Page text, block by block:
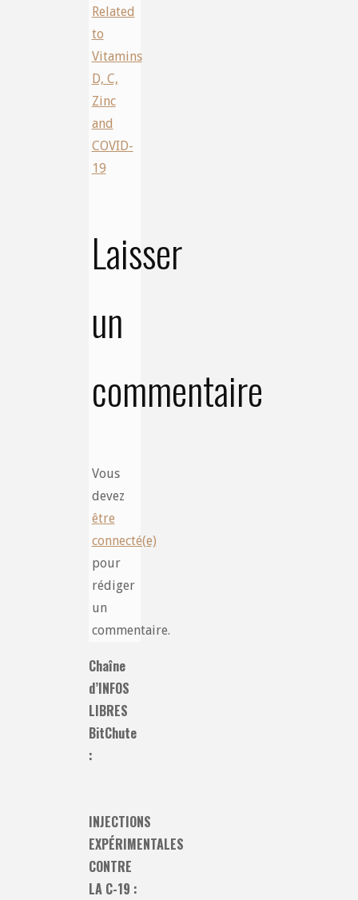
Related
to
Vitamins
D, C,
Zinc
and
COVID-
19
Laisser
un
commentaire
Vous
devez
être
connecté(e)
pour
rédiger
un
commentaire.
Chaîne
d’INFOS
LIBRES
BitChute
:
INJECTIONS
EXPÉRIMENTALES
CONTRE
LA C-19 :